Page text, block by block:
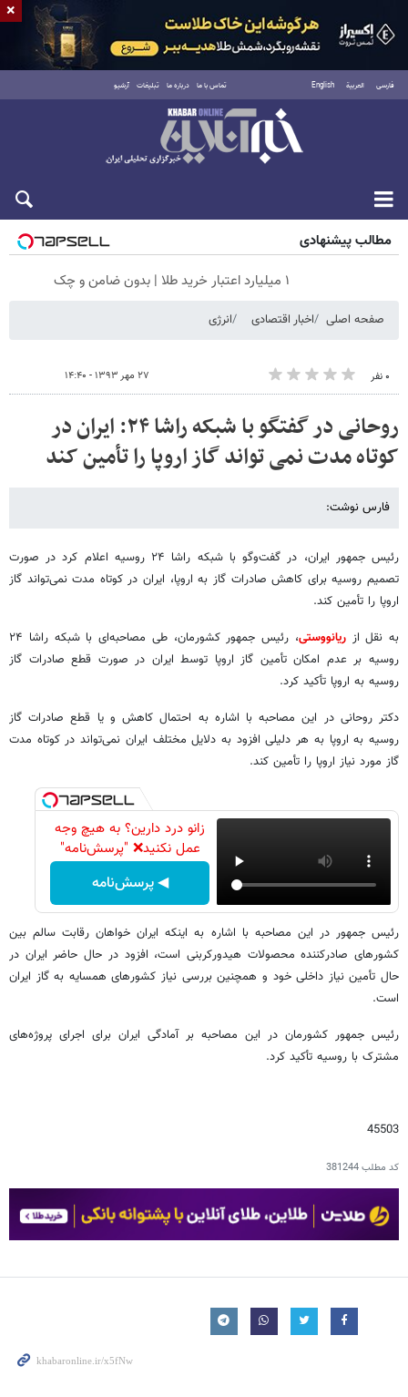
فارسی العربية English تماس با ما درباره ما تبلیغات آرشیو
شنبه ۱۷ مرداد ۱۴۰۵
مطالب پیشنهادی
۱ میلیارد اعتبار خرید طلا | بدون ضامن و چک
صفحه اصلی اخبار اقتصادی انرژی
۰ نفر ۲۷ مهر ۱۳۹۳ - ۱۴:۴۰
روحانی در گفتگو با شبکه راشا ۲۴: ایران در
کوتاه مدت نمی تواند گاز اروپا را تأمین کند
فارس نوشت:
رئیس جمهور ایران، در گفت‌وگو با شبکه راشا ۲۴ روسیه اعلام کرد در صورت
تصمیم روسیه برای کاهش صادرات گاز به اروپا، ایران در کوتاه مدت نمی‌تواند گاز
اروپا را تأمین کند.
به نقل ازریانووستی
، رئیس جمهور کشورمان، طی مصاحبه‌ای با شبکه راشا ۲۴
روسیه بر عدم امکان تأمین گاز اروپا توسط ایران در صورت قطع صادرات گاز
روسیه به اروپا تأکید کرد.
دکتر روحانی در این مصاحبه با اشاره به احتمال کاهش و یا قطع صادرات گاز
روسیه به اروپا به هر دلیلی افزود به دلایل مختلف ایران نمی‌تواند در کوتاه مدت
گاز مورد نیاز اروپا را تأمین کند.
زانو درد دارین؟ به هیچ وجه
عمل نکنید❌ "پرسش‌نامه"
◀ پرسش‌نامه
رئیس جمهور در این مصاحبه با اشاره به اینکه ایران خواهان رقابت سالم بین
کشورهای صادرکننده محصولات هیدورکربنی است، افزود در حال حاضر ایران در
حال تأمین نیاز داخلی خود و همچنین بررسی نیاز کشورهای همسایه به گاز ایران
است.
رئیس جمهور کشورمان در این مصاحبه بر آمادگی ایران برای اجرای پروژه‌های
مشترک با روسیه تأکید کرد.
45503
کد مطلب381244
×